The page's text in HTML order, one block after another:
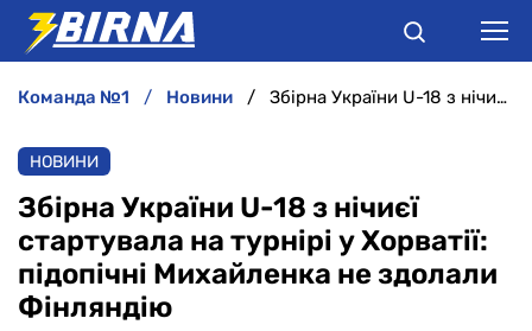
АНАЛІТИКА
ІНТЕРВ'Ю
РІЗНЕ
команда №1 новини Збірна України U-18 з нічиєї стартувала на турнірі у Хорватії: підопічні Михайленка не здолали Фінляндію
НОВИНИ
Збірна України U-18 з нічиєї
стартувала на турнірі у Хорватії:
підопічні Михайленка не здолали
Фінляндію